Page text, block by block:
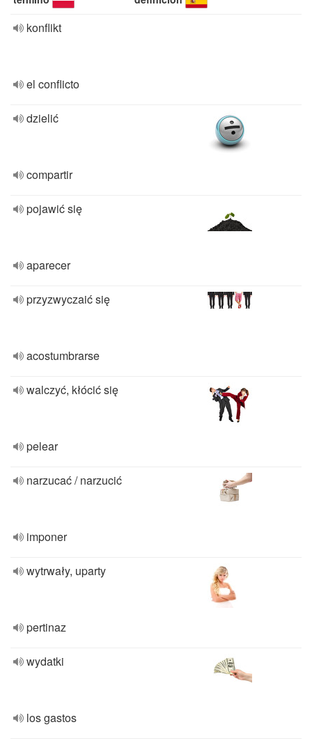
konflikt
el conflicto
dzielić
compartir
pojawić się
aparecer
przyzwyczaić się
acostumbrarse
walczyć, kłócić się
pelear
narzucać / narzucić
imponer
wytrwały, uparty
pertinaz
wydatki
los gastos